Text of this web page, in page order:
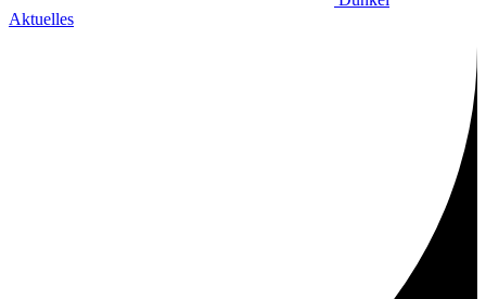
Aktuelles